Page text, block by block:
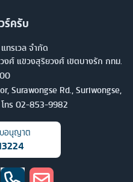
ร์ครับ
ทรเวล จำกัด
งศ์ แขวงสุริยวงศ์ เขตบางรัก กทม.
Surawongse Rd., Suriwongse,
ทร 02-853-9982
บอนุญาต